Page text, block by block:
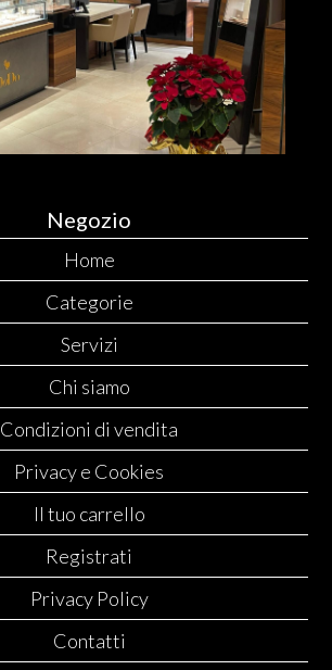
Negozio
Home
Categorie
Servizi
Chi siamo
Condizioni di vendita
Privacy e Cookies
Il tuo carrello
Registrati
Privacy Policy
Contatti